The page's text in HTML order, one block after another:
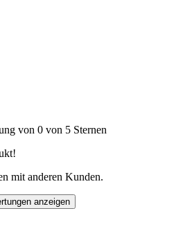
von 0 von 5 Sternen
mit anderen Kunden.
anzeigen